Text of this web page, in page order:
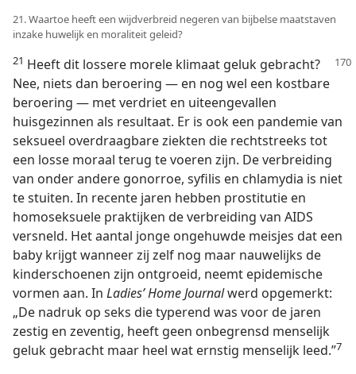
21. Waartoe heeft een wijdverbreid negeren van bijbelse maatstaven
inzake huwelijk en moraliteit geleid?
21 Heeft dit lossere morele klimaat geluk gebracht?
Nee, niets dan beroering — en nog wel een kostbare
beroering — met verdriet en uiteengevallen
huisgezinnen als resultaat. Er is ook een pandemie van
seksueel overdraagbare ziekten die rechtstreeks tot
een losse moraal terug te voeren zijn. De verbreiding
van onder andere gonorroe, syfilis en chlamydia is niet
te stuiten. In recente jaren hebben prostitutie en
homoseksuele praktijken de verbreiding van AIDS
versneld. Het aantal jonge ongehuwde meisjes dat een
baby krijgt wanneer zij zelf nog maar nauwelijks de
kinderschoenen zijn ontgroeid, neemt epidemische
vormen aan. In Ladies’ Home Journalwerd opgemerkt:
„De nadruk op seks die typerend was voor de jaren
zestig en zeventig, heeft geen onbegrensd menselijk
geluk gebracht maar heel wat ernstig menselijk leed.”7